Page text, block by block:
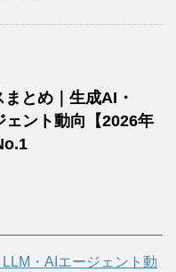
とめ｜生成AI・
ント動向【2026年
・AIエージェント動